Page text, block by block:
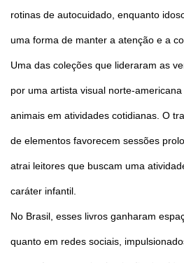
rotinas de autocuidado, enquanto
uma forma de manter a atenção e a
Uma das coleções que lideraram as
por uma artista visual norte-
animais em atividades cotidianas. O
de elementos favorecem sessões
atrai leitores que buscam uma
caráter infantil.
No Brasil, esses livros ganharam
quanto em redes sociais,